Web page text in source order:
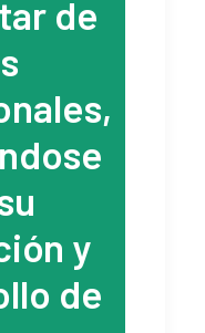
de
y
de